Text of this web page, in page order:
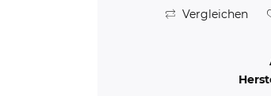
Vergleichen